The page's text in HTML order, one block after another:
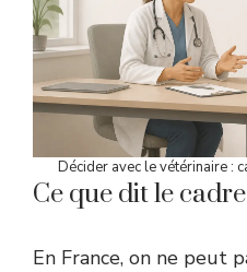
Décider avec le vétérinaire :
Ce que dit le
En France, on ne peut